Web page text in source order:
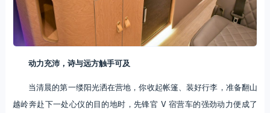
动力充沛，诗与远方触手可及
当清晨的第一缕阳光洒在营地，你收起帐篷、装好行李，准备翻山
越岭奔赴下一处心仪的目的地时，先锋官 V 宿营车的强劲动力便成了